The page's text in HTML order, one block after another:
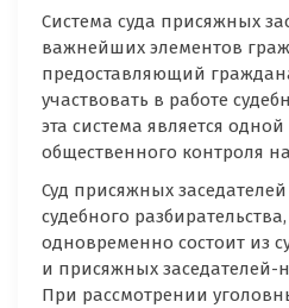
Система суда присяжных
важнейших элементов
предоставляющий
участвовать в работе
эта система является
общественного контроля
Суд присяжных
судебного
одновременно состоит из
и присяжных заседателей-
При рассмотрении